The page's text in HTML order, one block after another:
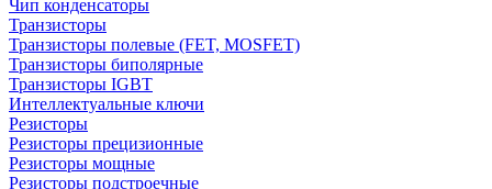
Чип конденсаторы
Транзисторы
Транзисторы полевые (FET, MOSFET)
Транзисторы биполярные
Транзисторы IGBT
Интеллектуальные ключи
Резисторы
Резисторы прецизионные
Резисторы мощные
Резисторы подстроечные